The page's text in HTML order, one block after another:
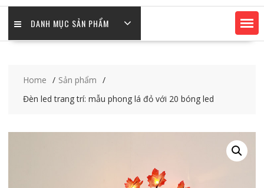
DANH MỤC SẢN PHẨM
Home
Sản phẩm
Đèn led trang trí: mẫu phong lá đỏ với 20 bóng led